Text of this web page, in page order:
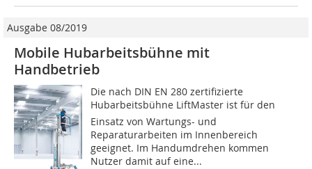
Ausgabe 08/2019
Mobile Hubarbeitsbühne mit
Handbetrieb
Die nach DIN EN 280 zertifizierte
Hubarbeitsbühne LiftMaster ist für den
Einsatz von Wartungs- und
Reparaturarbeiten im Innenbereich
geeignet. Im Handumdrehen kommen
Nutzer damit auf eine...